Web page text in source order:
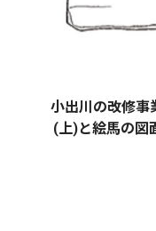
小出川の改修事
(上)と絵馬の図